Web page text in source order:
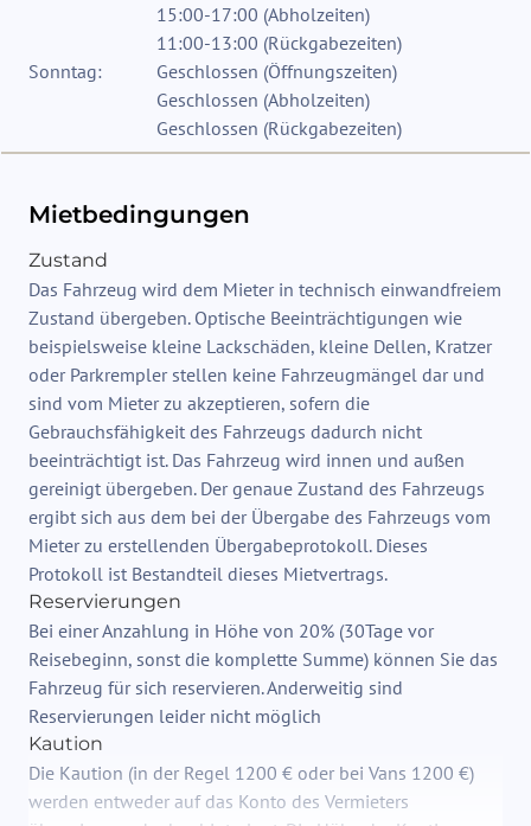
15:00-17:00 (Abholzeiten)
11:00-13:00 (Rückgabezeiten)
Sonntag:
Geschlossen (Öffnungszeiten)
Geschlossen (Abholzeiten)
Geschlossen (Rückgabezeiten)
Mietbedingungen
Zustand
Das Fahrzeug wird dem Mieter in technisch einwandfreiem
Zustand übergeben. Optische Beeinträchtigungen wie
beispielsweise kleine Lackschäden, kleine Dellen, Kratzer
oder Parkrempler stellen keine Fahrzeugmängel dar und
sind vom Mieter zu akzeptieren, sofern die
Gebrauchsfähigkeit des Fahrzeugs dadurch nicht
beeinträchtigt ist. Das Fahrzeug wird innen und außen
gereinigt übergeben. Der genaue Zustand des Fahrzeugs
ergibt sich aus dem bei der Übergabe des Fahrzeugs vom
Mieter zu erstellenden Übergabeprotokoll. Dieses
Protokoll ist Bestandteil dieses Mietvertrags.
Reservierungen
Bei einer Anzahlung in Höhe von 20% (30Tage vor
Reisebeginn, sonst die komplette Summe) können Sie das
Fahrzeug für sich reservieren. Anderweitig sind
Reservierungen leider nicht möglich
Kaution
Die Kaution (in der Regel 1200 € oder bei Vans 1200 €)
werden entweder auf das Konto des Vermieters